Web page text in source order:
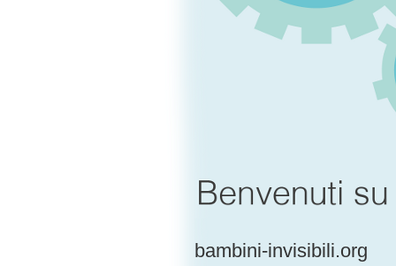
bambini-invisibili.org